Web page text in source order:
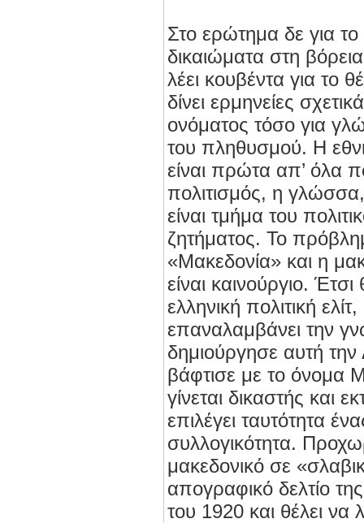
Στο ερώτημα δε για το
δικαιώματα στη
λέει κουβέντα για το
δίνει ερμηνείες
ονόματος τόσο για
του πληθυσμού. Η
είναι πρώτα απ’ όλα
πολιτισμός, η
είναι τμήμα του
ζητήματος. Το
«Μακεδονία» και η
είναι καινούργιο.
ελληνική πολιτική
επαναλαμβάνει την
δημιούργησε αυτή την
βάφτισε με το όνομα
γίνεται δικαστής και
επιλέγει ταυτότητα
συλλογικότητα.
μακεδονικό σε
απογραφικό δελτίο
του 1920 και θέλει να